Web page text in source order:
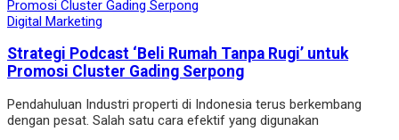
Digital Marketing
Strategi Podcast ‘Beli Rumah Tanpa Rugi’ untuk
Promosi Cluster Gading Serpong
Pendahuluan Industri properti di Indonesia terus berkembang
dengan pesat. Salah satu cara efektif yang digunakan